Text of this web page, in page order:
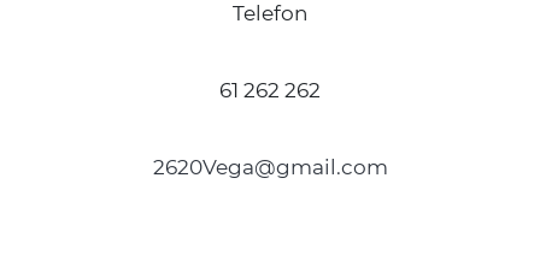
Telefon
61 262 262
2620Vega@gmail.com